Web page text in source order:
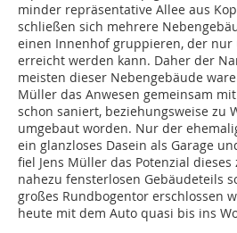
minder repräsentative Allee aus
schließen sich mehrere
einen Innenhof gruppieren, der nur
erreicht werden kann. Daher der
meisten dieser Nebengebäude
Müller das Anwesen gemeinsam
schon saniert, beziehungsweise zu
umgebaut worden. Nur der
ein glanzloses Dasein als Garage
fiel Jens Müller das Potenzial
nahezu fensterlosen Gebäudeteils
großes Rundbogentor erschlossen
heute mit dem Auto quasi bis ins